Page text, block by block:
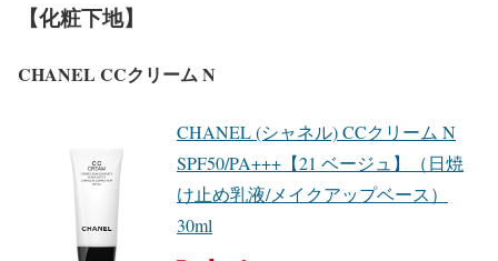
【化粧下地】
CHANEL CCクリーム N
CHANEL (シャネル) CCクリーム N
SPF50/PA+++【21 ベージュ】（日焼
け止め乳液/メイクアップベース）
30ml